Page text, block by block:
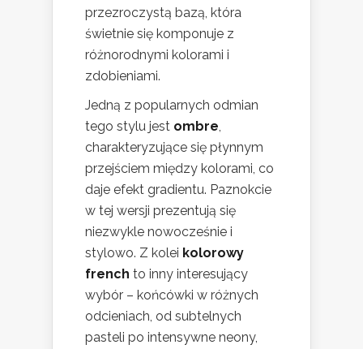
przezroczystą bazą, która
świetnie się komponuje z
różnorodnymi kolorami i
zdobieniami.
Jedną z popularnych odmian
tego stylu jest ombre
charakteryzujące się płynnym
przejściem między kolorami, co
daje efekt gradientu. Paznokcie
w tej wersji prezentują się
niezwykle nowocześnie i
stylowo. Z kolei kolorowy
french to inny interesujący
wybór – końcówki w różnych
odcieniach, od subtelnych
pasteli po intensywne neony,